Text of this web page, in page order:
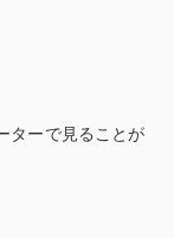
ターで見ることが